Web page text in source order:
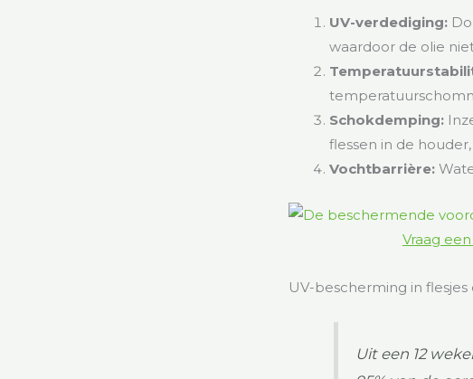
UV-verdediging:
waardoor de olie
Schokdemping:
flessen in de
Vochtbarrière:
Vraag
UV-bescherming in
Uit een 12